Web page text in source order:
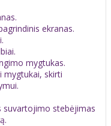
ekranas.
mygtukas.
mygtukai, skirti
suvartojimo stebėjimas